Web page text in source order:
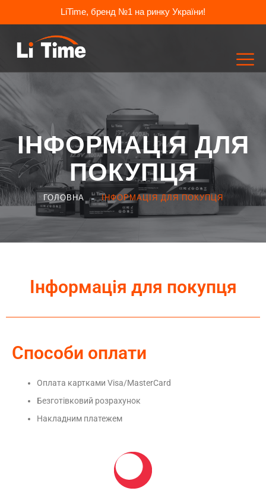
LiTime, бренд №1 на ринку України!
ІНФОРМАЦІЯ ДЛЯ
ПОКУПЦЯ​
ГОЛОВНА ІНФОРМАЦІЯ ДЛЯ ПОКУПЦЯ​
Інформація для покупця
Способи оплати
Оплата картками Visa/MasterCard
Безготівковий розрахунок
Накладним платежем